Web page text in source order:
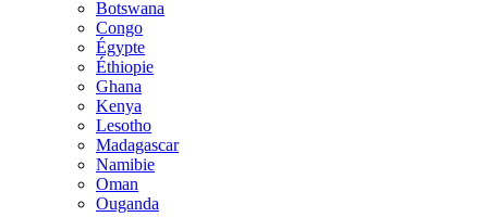
Botswana
Congo
Égypte
Éthiopie
Ghana
Kenya
Lesotho
Madagascar
Namibie
Oman
Ouganda